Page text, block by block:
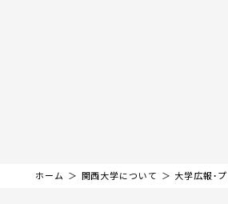
ホーム 関西大学について 大学広報・